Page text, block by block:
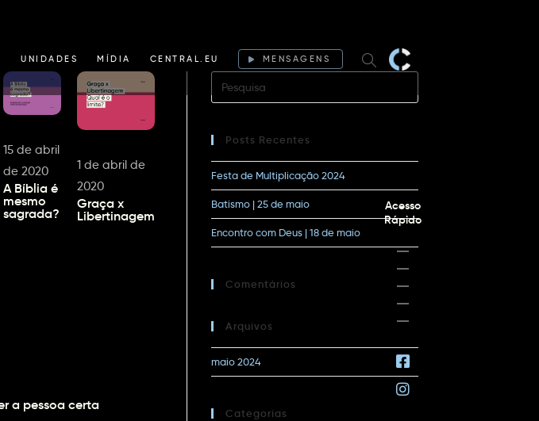
Acesso
Rápido
UNIDADES MÍDIA CENTRAL.EU MENSAGENS
15 de abril
de 2020
A Bíblia é
mesmo
sagrada?
1 de abril de
2020
Graça x
Libertinagem
a pessoa certa
Posts Recentes
Festa de Multiplicação 2024
Batismo | 25 de maio
Encontro com Deus | 18 de maio
Comentários
Arquivos
maio 2024
Categorias